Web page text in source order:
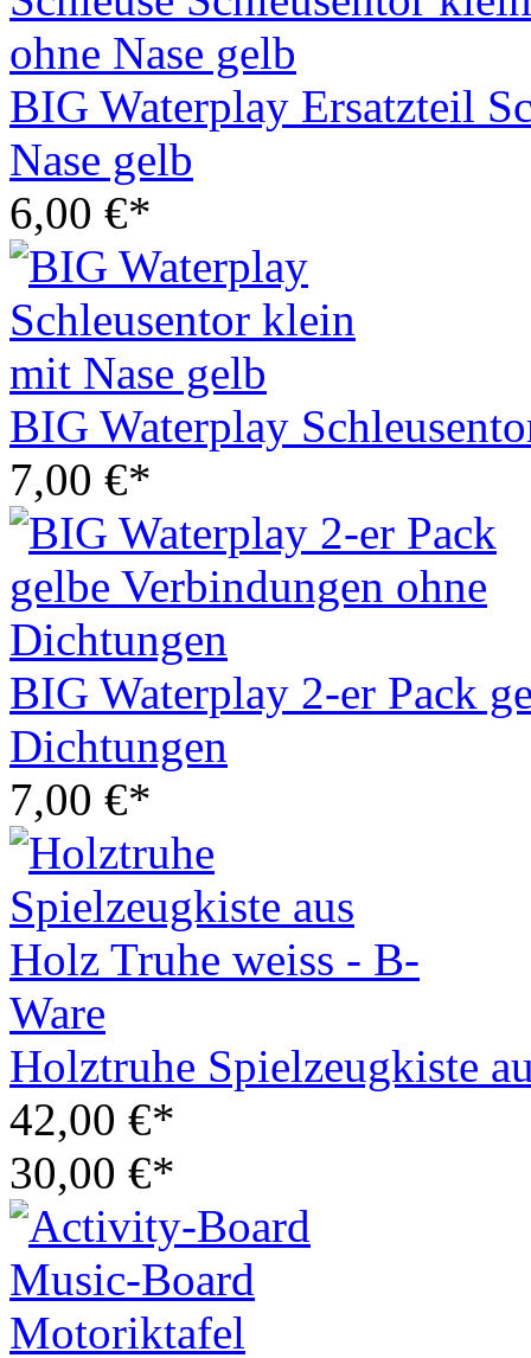
BIG Waterplay Ersatzteil
Nase gelb
6,00 €*
BIG Waterplay
7,00 €*
BIG Waterplay 2-er Pack
Dichtungen
7,00 €*
Holztruhe Spielzeugkiste
42,00 €*
30,00 €*